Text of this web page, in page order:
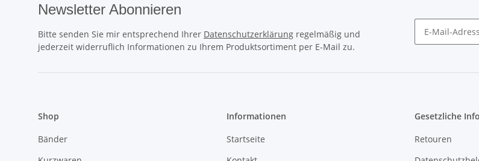
Newsletter Abonnieren
Bitte senden Sie mir entsprechend Ihrer Datenschutzerklärung regelmäßig und
jederzeit widerruflich Informationen zu Ihrem Produktsortiment per E-Mail zu.
Shop
Bänder
Informationen
Startseite
Gesetzliche
Retouren